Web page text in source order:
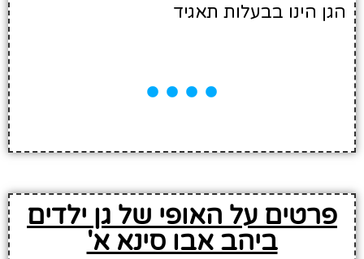
הגן הינו בבעלות תאגיד
פרטים על האופי של גן ילדים
ביהב אבו סינא א'